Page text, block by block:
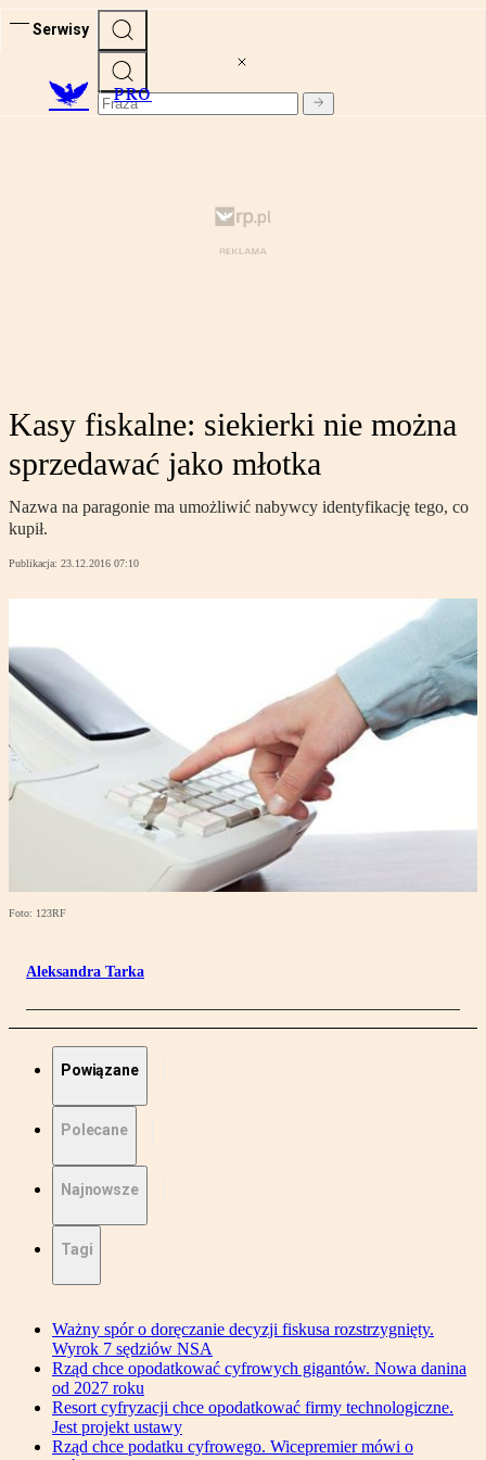
Serwisy
PRO
Kasy fiskalne: siekierki nie można
sprzedawać jako młotka
Nazwa na paragonie ma umożliwić nabywcy identyfikację tego, co
kupił.
Publikacja: 23.12.2016 07:10
Foto: 123RF
Aleksandra Tarka
Powiązane
Polecane
Najnowsze
Tagi
Ważny spór o doręczanie decyzji fiskusa rozstrzygnięty.
Wyrok 7 sędziów NSA
Rząd chce opodatkować cyfrowych gigantów. Nowa danina
od 2027 roku
Resort cyfryzacji chce opodatkować firmy technologiczne.
Jest projekt ustawy
Rząd chce podatku cyfrowego. Wicepremier mówi o